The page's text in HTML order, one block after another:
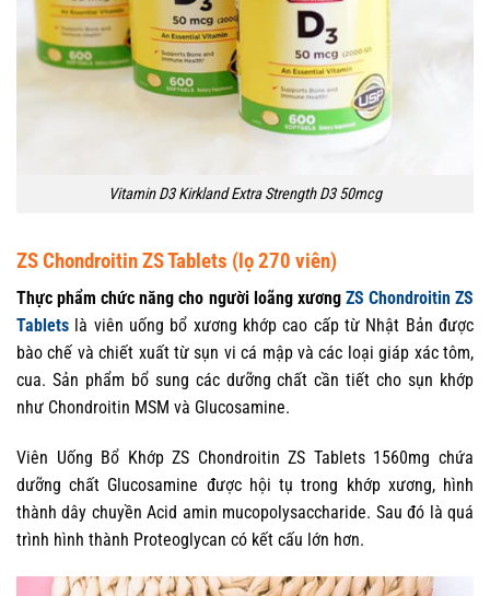
Vitamin D3 Kirkland Extra Strength D3 50mcg
ZS Chondroitin ZS Tablets (lọ 270 viên)
Thực phẩm chức năng cho người loãng xươngZS Chondroitin ZS
Tablets là viên uống bổ xương khớp cao cấp từ Nhật Bản được
bào chế và chiết xuất từ sụn vi cá mập và các loại giáp xác tôm,
cua. Sản phẩm bổ sung các dưỡng chất cần tiết cho sụn khớp
như Chondroitin MSM và Glucosamine.
Viên Uống Bổ Khớp ZS Chondroitin ZS Tablets 1560mg chứa
dưỡng chất Glucosamine được hội tụ trong khớp xương, hình
thành dây chuyền Acid amin mucopolysaccharide. Sau đó là quá
trình hình thành Proteoglycan có kết cấu lớn hơn.